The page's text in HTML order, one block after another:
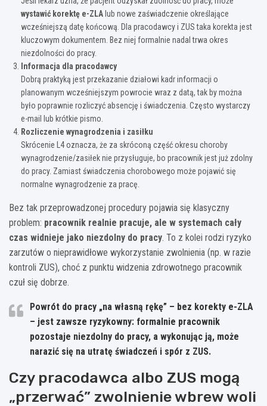
wystawić korektę e-ZLA lub nowe zaświadczenie określające
wcześniejszą datę końcową. Dla pracodawcy i ZUS taka korekta jest
kluczowym dokumentem. Bez niej formalnie nadal trwa okres
niezdolności do pracy.
Informacja dla pracodawcy
Dobrą praktyką jest przekazanie działowi kadr informacji o
planowanym wcześniejszym powrocie wraz z datą, tak by można
było poprawnie rozliczyć absencję i świadczenia. Często wystarczy
e-mail lub krótkie pismo.
Rozliczenie wynagrodzenia i zasiłku
Skrócenie L4 oznacza, że za skróconą część okresu choroby
wynagrodzenie/zasiłek nie przysługuje, bo pracownik jest już zdolny
do pracy. Zamiast świadczenia chorobowego może pojawić się
normalne wynagrodzenie za pracę.
Bez tak przeprowadzonej procedury pojawia się klasyczny
problem: pracownik realnie pracuje, ale w systemach cały
czas widnieje jako niezdolny do pracy. To z kolei rodzi ryzyko
zarzutów o nieprawidłowe wykorzystanie zwolnienia (np. w razie
kontroli ZUS), choć z punktu widzenia zdrowotnego pracownik
czuł się dobrze.
Powrót do pracy „na własną rękę” – bez korekty e-ZLA
– jest zawsze ryzykowny: formalnie pracownik
pozostaje niezdolny do pracy, a wykonując ją, może
narazić się na utratę świadczeń i spór z ZUS.
Czy pracodawca albo ZUS mogą
„przerwać” zwolnienie wbrew woli